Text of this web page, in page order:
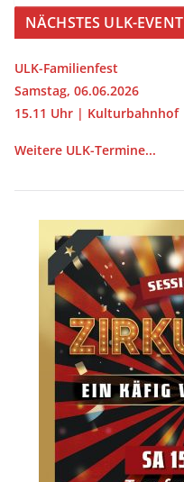
NÄCHSTES ULK-EVENT
ULK-Familienfest
Samstag, 06.06.2026
15.11 Uhr | Kulturbahnhof
Weitere ULK-Termine...